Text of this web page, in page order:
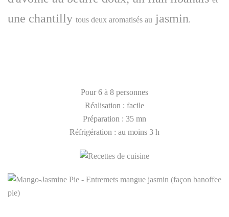
une chantilly tous deux aromatisés au jasmin.
Pour 6 à 8 personnes
Réalisation : facile
Préparation : 35 mn
Réfrigération : au moins 3 h